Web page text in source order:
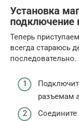
Установка
подключение
Теперь
всегда стараюсь
разъемам